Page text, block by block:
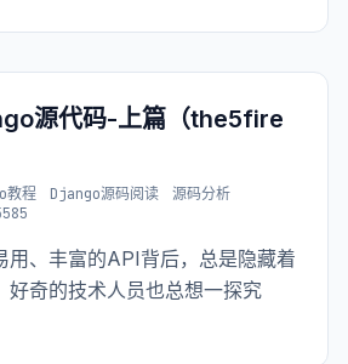
源代码-上篇（the5fire
教程 Django源码阅读
源码分析
用、丰富的API背后，总是隐藏着
好奇的技术人员也总想一探究